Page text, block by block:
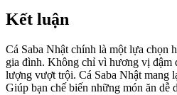
Kết luận
Cá Saba Nhật chính là một lựa chọn
gia đình. Không chỉ vì hương vị đậm
lượng vượt trội. Cá Saba Nhật mang
Giúp bạn chế biến những món ăn dễ